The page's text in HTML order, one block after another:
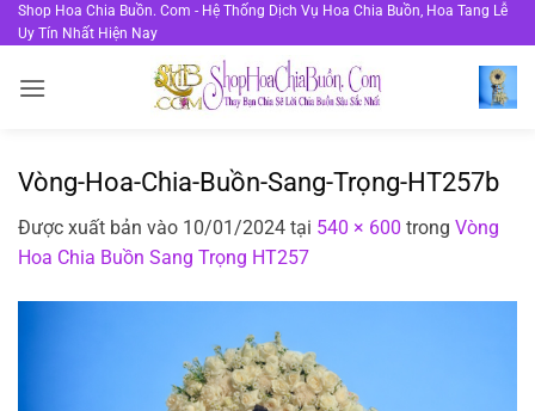
Bỏ
qua
dung
Shop Hoa Chia Buồn. Com - Hệ Thống Dịch Vụ Hoa Chia Buồn, Hoa Tang Lễ
Uy Tín Nhất Hiện Nay
Vòng-Hoa-Chia-Buồn-Sang-Trọng-HT257b
Được xuất bản vào 10/01/2024 tại 540 × 600 trong Vòng
Hoa Chia Buồn Sang Trọng HT257